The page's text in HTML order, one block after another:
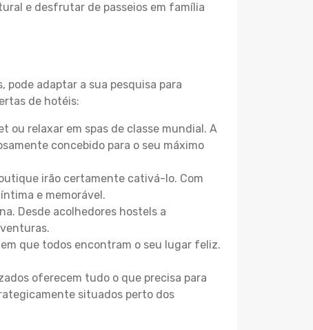
e desfrutar de passeios em família
pode adaptar a sua pesquisa para
de hotéis:
ou relaxar em spas de classe mundial. A
concebido para o seu máximo
irão certamente cativá-lo. Com
e memorável.
Desde acolhedores hostels a
que todos encontram o seu lugar feliz.
oferecem tudo o que precisa para
situados perto dos